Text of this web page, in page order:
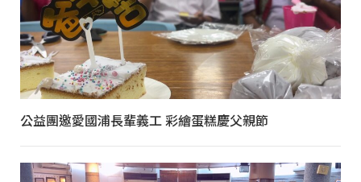
公益團邀愛國浦長輩義工 彩繪蛋糕慶父親節